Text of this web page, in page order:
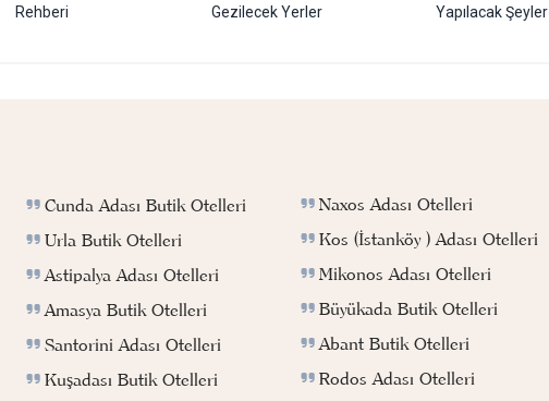
Rehberi
Gezilecek Yerler
Yapılacak Şeyler
Cunda Adası Butik Otelleri
Urla Butik Otelleri
Astipalya Adası Otelleri
Amasya Butik Otelleri
Santorini Adası Otelleri
Kuşadası Butik Otelleri
Naxos Adası Otelleri
Kos (İstanköy ) Adası Otelleri
Mikonos Adası Otelleri
Büyükada Butik Otelleri
Abant Butik Otelleri
Rodos Adası Otelleri